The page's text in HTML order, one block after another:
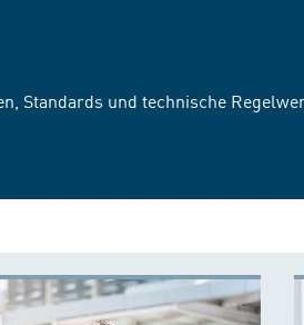
Standards und technische